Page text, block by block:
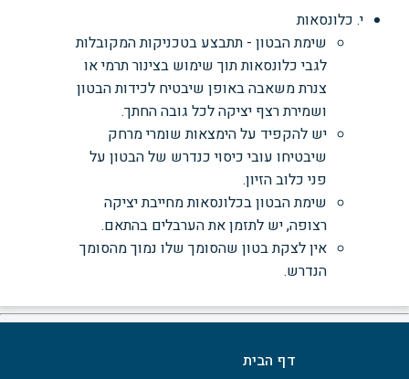
י. כלונסאות
שימת הבטון - תתבצע בטכניקות המקובלות
לגבי כלונסאות תוך שימוש בצינור תרמי או
צנרת משאבה באופן שיבטיח לכידות הבטון
ושמירת רצף יציקה לכל גובה החתך.
יש להקפיד על הימצאות שומרי מרחק
שיבטיחו עובי כיסוי כנדרש של הבטון על
פני כלוב הזיון.
שימת הבטון בכלונסאות מחייבת יציקה
רצופה, יש לתזמן את הערבלים בהתאם.
אין לצקת בטון שהסומך שלו נמוך מהסומך
הנדרש.
דף הבית